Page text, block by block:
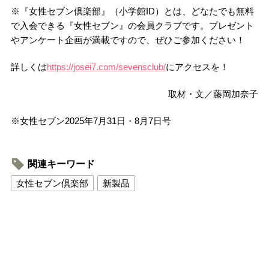
※『女性セブン倶楽部』（小学館ID）とは、どなたでも無料
で入会できる『女性セブン』の会員クラブです。プレゼント
やアンケート企画が満載ですので、ぜひご参加ください！
詳しくはhttps://josei7.com/sevensclub/にアクセスを！
取材・文／藤岡加奈子
※女性セブン2025年7月31日・8月7日号
関連キーワード
女性セブン倶楽部
新製品